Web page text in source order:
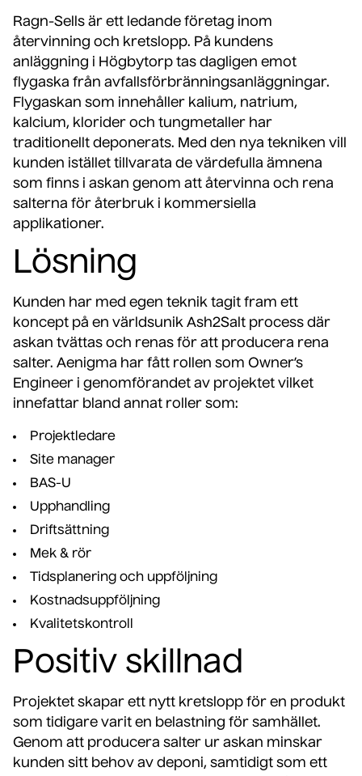
Ragn-Sells är ett ledande företag inom
återvinning och kretslopp. På kundens
anläggning i Högbytorp tas dagligen emot
flygaska från avfallsförbränningsanläggningar.
Flygaskan som innehåller kalium, natrium,
kalcium, klorider och tungmetaller har
traditionellt deponerats. Med den nya tekniken vill
kunden istället tillvarata de värdefulla ämnena
som finns i askan genom att återvinna och rena
salterna för återbruk i kommersiella
applikationer.
Lösning
Kunden har med egen teknik tagit fram ett
koncept på en världsunik Ash2Salt process där
askan tvättas och renas för att producera rena
salter. Aenigma har fått rollen som Owner’s
Engineer i genomförandet av projektet vilket
innefattar bland annat roller som:
Projektledare
Site manager
BAS-U
Upphandling
Driftsättning
Mek & rör
Tidsplanering och uppföljning
Kostnadsuppföljning
Kvalitetskontroll
Positiv skillnad
Projektet skapar ett nytt kretslopp för en produkt
som tidigare varit en belastning för samhället.
Genom att producera salter ur askan minskar
kunden sitt behov av deponi, samtidigt som ett